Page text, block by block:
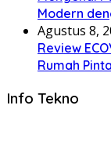
Modern
Agustus 8,
Review
Rumah
Info Tekno